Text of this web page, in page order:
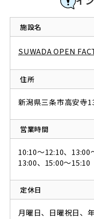
施設名
SUWADA OPEN
住所
新潟県三条市高安寺
営業時間
10:10〜12:10、
13:00、15:00〜15:10
定休日
月曜日、日曜祝日